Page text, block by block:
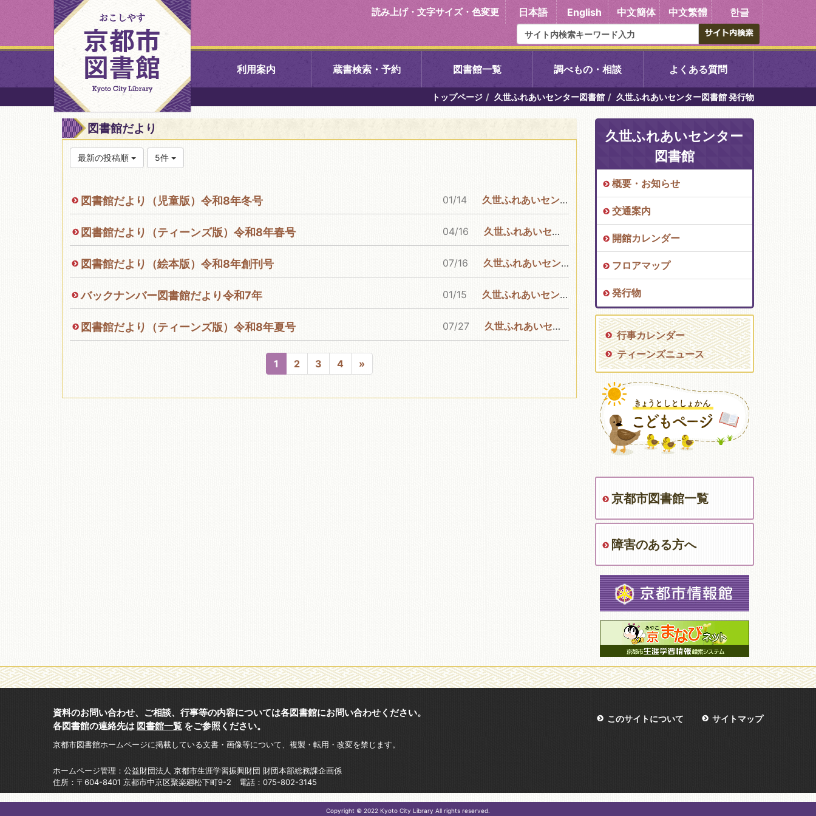
読み上げ・文字サイズ・色変更 日本語 English 中文簡体 中文繁體 한글
利用案内 蔵書検索・予約 図書館一覧
中央図書館 右京中央図書館 伏見中央図書館 醍醐中央図書館
北図書館 左京図書館 岩倉図書館 東山図書館
吉祥院図書館
久世ふれあいセンター図
書館
西京図書館 洛西図書館 向島図書館
醍醐図書館
こどもみらい館子育て図
書館
コミュニティプラザ深草
図書館
移動図書館
調べもの・相談 よくある質問
トップページ 久世ふれあいセンター図書館 久世ふれあいセンター図書館 発行物
図書館だより
最新の投稿順 5件
図書館だより（児童版）令和8年冬号 01/14 久世ふれあいセンター図書館
図書館だより（ティーンズ版）令和8年春号 04/16 久世ふれあいセンター図書館
図書館だより（絵本版）令和8年創刊号 07/16 久世ふれあいセンター図書館
バックナンバー図書館だより令和7年 01/15 久世ふれあいセンター図書館
図書館だより（ティーンズ版）令和8年夏号 07/27 久世ふれあいセンター図書館
1 2 3 4 »
久世ふれあいセンター
図書館
概要・お知らせ
交通案内
開館カレンダー
フロアマップ
発行物
行事カレンダー
ティーンズニュース
京都市図書館一覧
障害のある方へ
このサイトについて サイトマップ
資料のお問い合わせ、ご相談、行事等の内容については各図書館にお問い合わせください。
各図書館の連絡先は 図書館一覧 をご参照ください。
京都市図書館ホームページに掲載している文書・画像等について、複製・転用・改変を禁じます。
ホームページ管理：公益財団法人 京都市生涯学習振興財団 財団本部総務課企画係
住所：〒604-8401 京都市中京区聚楽廻松下町9-2 電話：075-802-3145
Copyright © 2022 Kyoto City Library All rights reserved.